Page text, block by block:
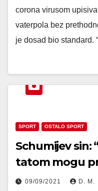
corona virusom
vaterpola bez
je dosad bio standard.
SPORT OSTALO SPORT
Schumijev sin:
tatom mogu
09/09/2021 D. M.